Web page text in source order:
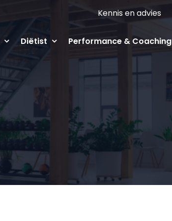
Diëtist Performance & Coaching
Kennis en advies